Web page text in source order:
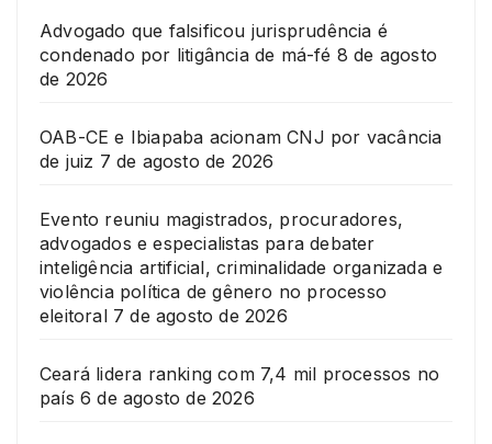
Advogado que falsificou jurisprudência é
condenado por litigância de má-fé 8 de agosto
de 2026
OAB-CE e Ibiapaba acionam CNJ por vacância
de juiz 7 de agosto de 2026
Evento reuniu magistrados, procuradores,
advogados e especialistas para debater
inteligência artificial, criminalidade organizada e
violência política de gênero no processo
eleitoral 7 de agosto de 2026
Ceará lidera ranking com 7,4 mil processos no
país 6 de agosto de 2026